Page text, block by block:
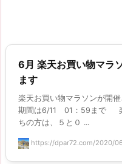
6月 楽天お買い物マラ
ます
楽天お買い物マラソンが開
期間は6/11 01：59まで
ちの方は、５と０ ...
https://dpar72.com/2020/